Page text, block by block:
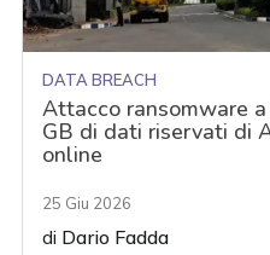
DATA BREACH
Attacco ransomware
GB di dati riservati di
online
25 Giu 2026
di Dario Fadda